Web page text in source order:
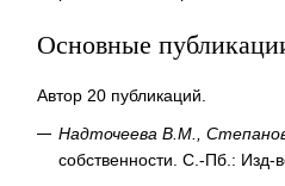
Основные
Автор 20 публикаций.
Надточеева В.М.,
собственности. С.-Пб.: